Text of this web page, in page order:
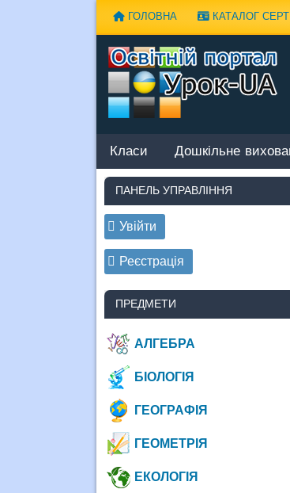
ГОЛОВНА КАТАЛОГ
Класи Дошкільне
ПАНЕЛЬ УПРАВЛІННЯ
Увійти
Реєстрація
ПРЕДМЕТИ
АЛГЕБРА
БІОЛОГІЯ
ГЕОГРАФІЯ
ГЕОМЕТРІЯ
ЕКОЛОГІЯ